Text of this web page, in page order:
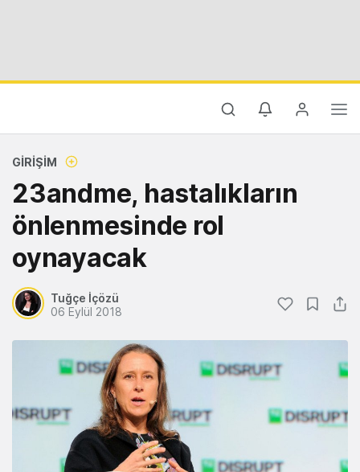
GIRIŞIM
23andme, hastalıkların
önlenmesinde rol
oynayacak
Tuğçe İçözü
06 Eylül 2018